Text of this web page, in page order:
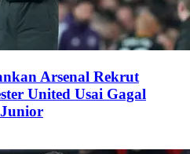
Arsenal Rekrut
United Usai Gagal